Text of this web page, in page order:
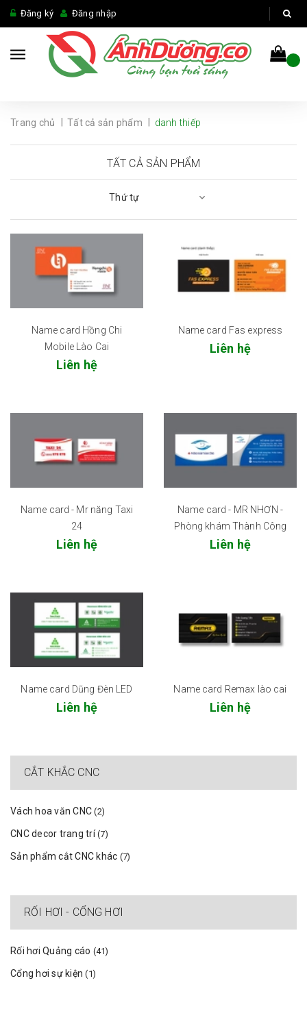
Đăng ký Đăng nhập
Trang chủ Tất cả sản phẩm danh thiếp
TẤT CẢ SẢN PHẨM
Thứ tự
Name card Hồng Chi
Mobile Lào Cai
Liên hệ
Name card Fas express
Liên hệ
Name card - Mr năng Taxi
24
Liên hệ
Name card - MR NHƠN -
Phòng khám Thành Công
Liên hệ
Name card Dũng Đèn LED
Liên hệ
Name card Remax lào cai
Liên hệ
CẮT KHẮC CNC
Vách hoa văn CNC(2)
CNC decor trang trí(7)
Sản phẩm cắt CNC khác (7)
RỐI HƠI - CỔNG HƠI
Rối hơi Quảng cáo (41)
Cổng hơi sự kiện(1)